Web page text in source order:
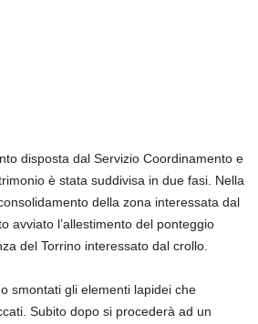
disposta dal Servizio Coordinamento e
è stata suddivisa in due fasi. Nella
della zona interessata dal
avviato l’allestimento del ponteggio
del Torrino interessato dal crollo.
smontati gli elementi lapidei che
Subito dopo si procederà ad un